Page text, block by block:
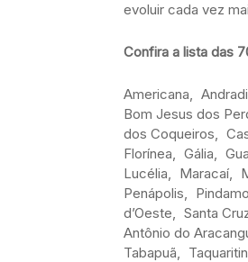
evoluir cada vez
Confira a lista das
Americana,
Bom Jesus dos
dos Coqueiros,
Florínea, Gália,
Lucélia, Maracaí,
Penápolis,
d’Oeste, Santa
Antônio do
Tabapuã,